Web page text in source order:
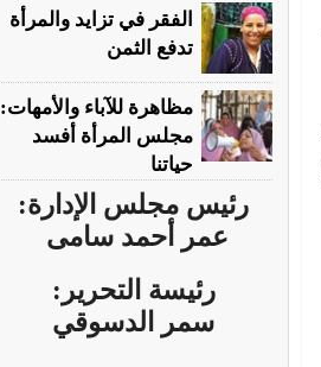
الفقر في تزايد والمرأة
تدفع الثمن
مظاهرة للآباء والأمهات:
مجلس المرأة أفسد
حياتنا
رئيس مجلس الإدارة:
عمر أحمد سامى
رئيسة التحرير:
سمر الدسوقي